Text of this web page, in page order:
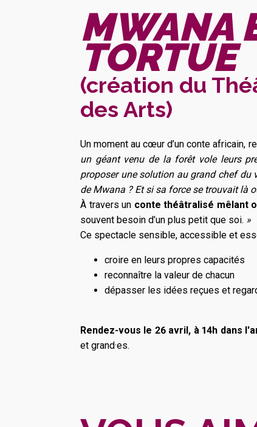
MWANA
TORTUE
(création du
des Arts)
Un moment au cœur d’un conte africain,
un géant venu de la forêt vole leurs
proposer une solution au grand chef du
de Mwana ? Et si sa force se trouvait là
À travers un conte théâtralisé mêlant
souvent besoin d’un plus petit que soi. »
Ce spectacle sensible, accessible et
croire en leurs propres capacités
reconnaître la valeur de chacun
dépasser les idées reçues et
Rendez-vous le 26 avril, à 14h dans
et grand·es.